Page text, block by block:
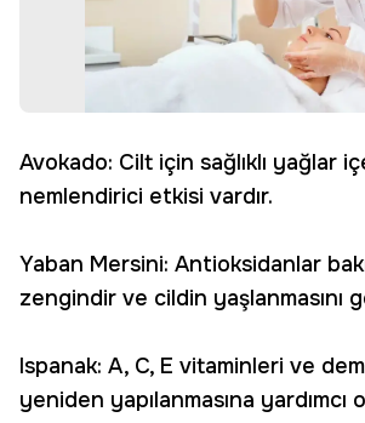
Avokado: Cilt için sağlıklı yağlar
nemlendirici etkisi vardır.
Yaban Mersini: Antioksidanlar
zengindir ve cildin yaşlanmasını
Ispanak: A, C, E vitaminleri ve
yeniden yapılanmasına yardımcı